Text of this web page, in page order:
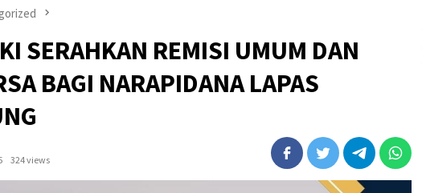
SERAHKAN REMISI UMUM DAN
BAGI NARAPIDANA LAPAS
324 views